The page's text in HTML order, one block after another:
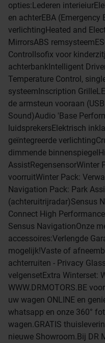
opties:Lederen
en achterEBA
verlichtingHeated and
MirrorsABS
ControlIsofix voor
achterbankIntelligent
Temperature Control,
systeemInscription
de armsteun vooraan
Sound)Audio 'Base
luidsprekersElektrisch
geïntegreerde
dimmende
AssistRegensensorWinter
voorruitWinter Pack:
Navigation Pack: Park
(achteruitrijradar)Sensus
Connect High
Sensus NavigationOnze
accessoires:Verlengde
mogelijk!Vaste of
achterruiten - Privacy
velgensetExtra Winterset:
WWW.DRMOTORS.BE
uw wagen ONLINE en
whatsapp en onze 360°
wagen.GRATIS
nieuwe Showroom.Bij DR